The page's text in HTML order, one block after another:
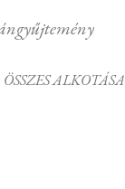
ÖSSZES ALKOTÁSA